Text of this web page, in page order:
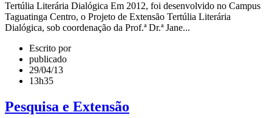
Tertúlia Literária Dialógica Em 2012, foi desenvolvido no Campus
Taguatinga Centro, o Projeto de Extensão Tertúlia Literária
Dialógica, sob coordenação da Prof.ª Dr.ª Jane...
Escrito por
publicado
29/04/13
13h35
Pesquisa e Extensão